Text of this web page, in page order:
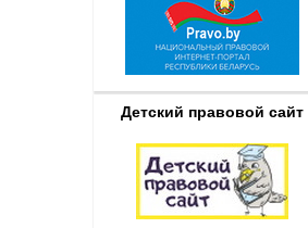
Детский правовой сайт